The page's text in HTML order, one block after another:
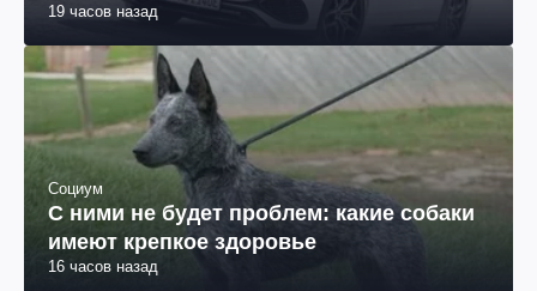
19 часов назад
Социум
С ними не будет проблем: какие собаки
имеют крепкое здоровье
16 часов назад